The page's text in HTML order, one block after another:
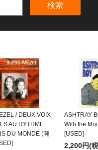
検索
/ DEUX VOIX
AU RYTHME
DU MONDE (廃
ASHTRAY
With the
[USED]
2,200円(